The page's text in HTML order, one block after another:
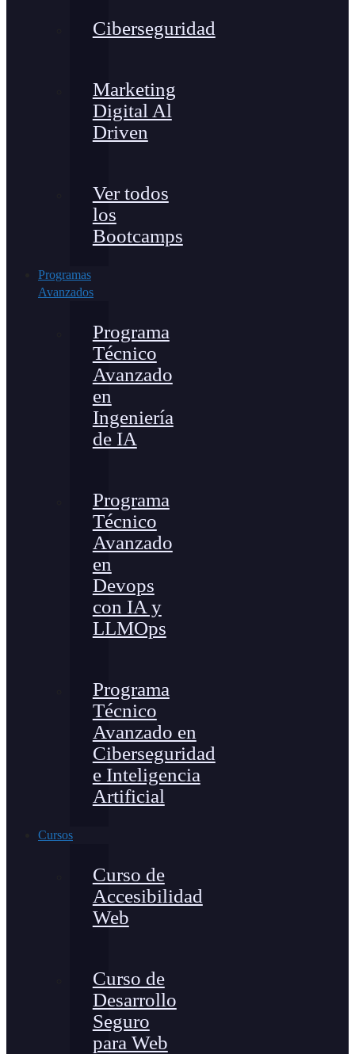
Ciberseguridad
Marketing
Digital Al
Driven
Ver todos
los
Bootcamps
Programas
Avanzados
Programa
Técnico
Avanzado
en
Ingeniería
de IA
Programa
Técnico
Avanzado
en
Devops
con IA y
LLMOps
Programa
Técnico
Avanzado en
Ciberseguridad
e Inteligencia
Artificial
Cursos
Curso de
Accesibilidad
Web
Curso de
Desarrollo
Seguro
para Web